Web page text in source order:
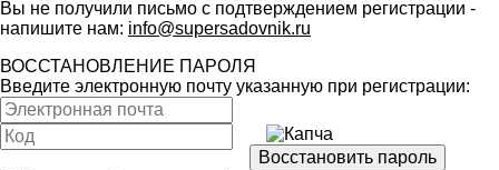
Вы не получили письмо с подтверждением регистрации -
напишите нам: info@supersadovnik.ru
ВОССТАНОВЛЕНИЕ ПАРОЛЯ
Введите электронную почту указанную при регистрации: